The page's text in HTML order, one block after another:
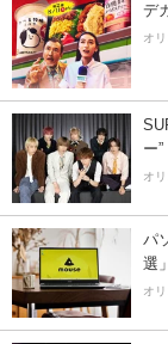
デ
オ
ー”
オ
パ
選」
オ